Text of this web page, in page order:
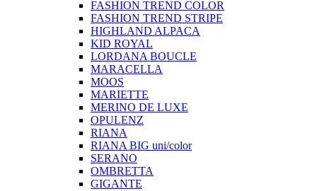
FASHION TREND COLOR
FASHION TREND STRIPE
HIGHLAND ALPACA
KID ROYAL
LORDANA BOUCLE
MARACELLA
MOOS
MARIETTE
MERINO DE LUXE
OPULENZ
RIANA
RIANA BIG uni/color
SERANO
OMBRETTA
GIGANTE